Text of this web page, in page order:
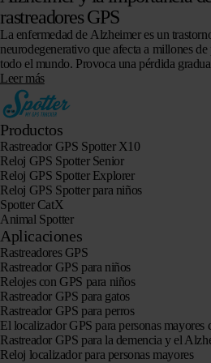
rastreadores GPS
La enfermedad de Alzheimer es un
neurodegenerativo que afecta a millones de
todo el mundo. Provoca una pérdida
de las funciones cognitivas y…
Leer más
Productos
Rastreador GPS Spotter X10
Reloj GPS Spotter Senior
Reloj GPS Spotter Explorer
Reloj GPS Spotter para niños
Spotter CatX
Animal Spotter
Aplicaciones
Rastreadores GPS
Rastreador GPS para niños
Relojes con GPS para niños
Rastreador GPS para gatos
Rastreador GPS para perros
El localizador GPS para personas mayores
Rastreador GPS para la demencia y el
Reloj localizador para personas mayores